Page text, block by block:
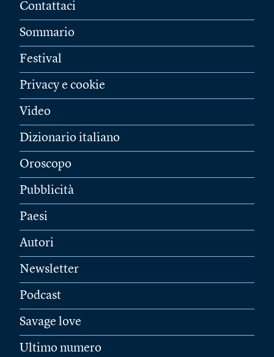
Contattaci
Sommario
Festival
Privacy e cookie
Video
Dizionario italiano
Oroscopo
Pubblicità
Paesi
Autori
Newsletter
Podcast
Savage love
Ultimo numero